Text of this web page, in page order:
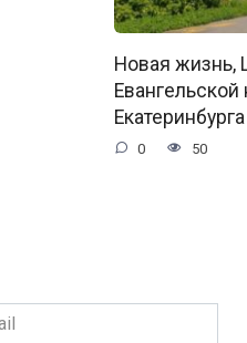
Новая жизнь,
Евангельской
Екатеринбурга
0 50